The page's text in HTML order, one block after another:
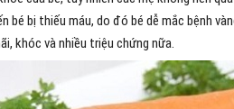
bị thiếu máu, do đó bé dễ mắc bệnh
khóc và nhiều triệu chứng nữa.